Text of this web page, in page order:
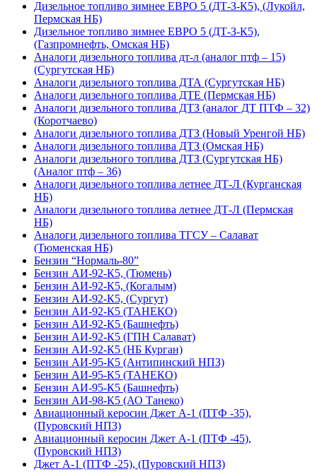
Дизельное топливо зимнее ЕВРО 5 (ДТ-З-К5), (Лукойл,
Пермская НБ)
Дизельное топливо зимнее ЕВРО 5 (ДТ-З-К5),
(Газпромнефть, Омская НБ)
Аналоги дизельного топлива дт-л (аналог птф – 15)
(Сургутская НБ)
Аналоги дизельного топлива ДТА (Сургутская НБ)
Аналоги дизельного топлива ДТЕ (Пермская НБ)
Аналоги дизельного топлива ДТЗ (аналог ДТ ПТФ – 32)
(Коротчаево)
Аналоги дизельного топлива ДТЗ (Новый Уренгой НБ)
Аналоги дизельного топлива ДТЗ (Омская НБ)
Аналоги дизельного топлива ДТЗ (Сургутская НБ)
(Аналог птф – 36)
Аналоги дизельного топлива летнее ДТ-Л (Курганская
НБ)
Аналоги дизельного топлива летнее ДТ-Л (Пермская
НБ)
Аналоги дизельного топлива ТГСУ – Салават
(Тюменская НБ)
Бензин “Нормаль-80”
Бензин АИ-92-К5, (Тюмень)
Бензин АИ-92-К5, (Когалым)
Бензин АИ-92-К5, (Сургут)
Бензин АИ-92-К5 (ТАНЕКО)
Бензин АИ-92-К5 (Башнефть)
Бензин АИ-92-К5 (ГПН Салават)
Бензин АИ-92-К5 (НБ Курган)
Бензин АИ-95-К5 (Антипинский НПЗ)
Бензин АИ-95-К5 (ТАНЕКО)
Бензин АИ-95-К5 (Башнефть)
Бензин АИ-98-К5 (АО Танеко)
Авиационный керосин Джет А-1 (ПТФ -35),
(Пуровский НПЗ)
Авиационный керосин Джет А-1 (ПТФ -45),
(Пуровский НПЗ)
Джет А-1 (ПТФ -25), (Пуровский НПЗ)